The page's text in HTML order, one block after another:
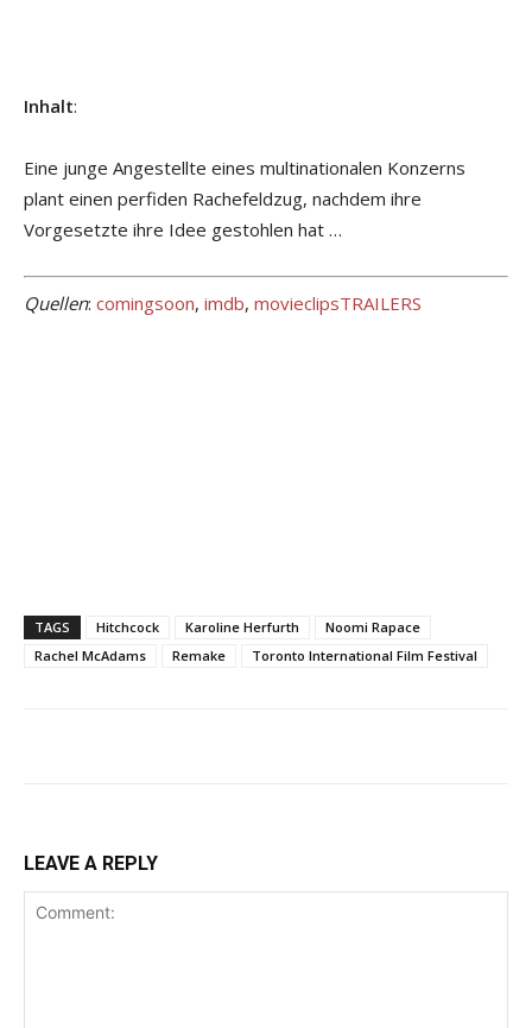
Inhalt:
Eine junge Angestellte eines multinationalen Konzerns
plant einen perfiden Rachefeldzug, nachdem ihre
Vorgesetzte ihre Idee gestohlen hat …
Quellen: comingsoon, imdb, movieclipsTRAILERS
TAGS Hitchcock Karoline Herfurth
Noomi Rapace
Rachel McAdams
Remake Toronto International Film Festival
LEAVE A REPLY